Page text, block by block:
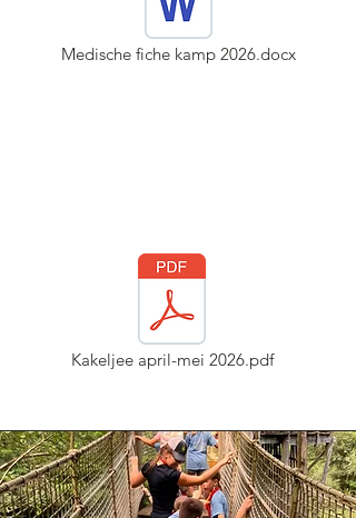
Medische fiche kamp 2026.docx
Kakeljee april-mei 2026.pdf